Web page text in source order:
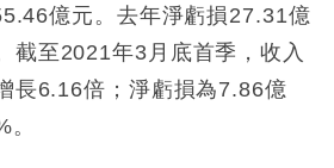
億元。去年淨虧損27.31億
截至2021年3月底首季，收入
長6.16倍；淨虧損為7.86億